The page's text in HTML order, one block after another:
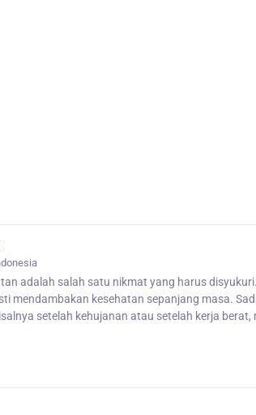
adalah salah satu nikmat yang harus
mendambakan kesehatan sepanjang masa.
setelah kehujanan atau setelah kerja berat,